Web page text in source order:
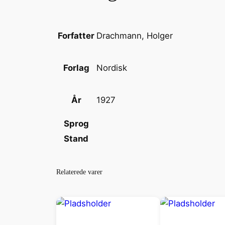
Forfatter Drachmann, Holger
Forlag Nordisk
År 1927
Sprog
Stand
Relaterede varer